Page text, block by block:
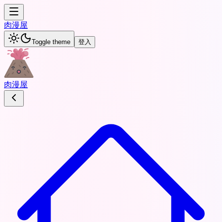
肉漫屋
Toggle theme 登入
肉漫屋